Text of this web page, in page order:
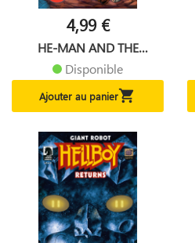
4,99 €
HE-MAN AND THE
MASTERS OF...
Disponible
Ajouter au panier